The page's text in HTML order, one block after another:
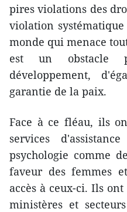
pires violations des
violation
monde qui menace
est un obstacle
développement,
garantie de la paix.
Face à ce fléau, ils
services
psychologie comme
faveur des femmes
accès à ceux-ci. Ils
ministères et